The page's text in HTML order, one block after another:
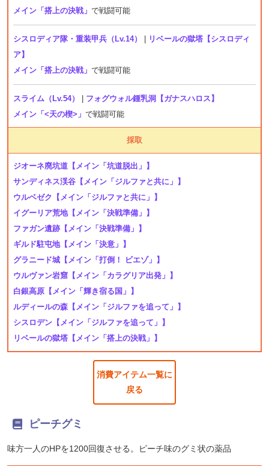
メイン「搭上の決戦」 で戦闘可能
シスロディア隊・重装甲兵（Lv.14）
リベールの獄塔【シスロディ
ア】
メイン「搭上の決戦」 で戦闘可能
スライム（Lv.54）
フォグウォル鍾乳洞【ガナスハロス】
メイン「<天の楔>」 で戦闘可能
採取
ジオーネ廃坑道 【メイン「坑道脱出」】
サンディネス渓谷 【メイン「ジルファと共に」】
ウルベゼク 【メイン「ジルファと共に」】
イグーリア荒地【メイン「決戦準備」】
ファガン遺跡 【メイン「決戦準備」】
ギルド駐屯地【メイン「決意」】
グラニード城 【メイン「打倒！ ビエゾ」】
ウルヴァン岩窟 【メイン「カラグリア出発」】
白銀高原 【メイン「輝き宿る国」】
ルディールの森 【メイン「ジルファを追って」】
シスロデン 【メイン「ジルファを追って」】
リベールの獄塔 【メイン「搭上の決戦」】
消費アイテム一覧に
戻る
ピーチグミ
味方一人のHPを1200回復させる。ピーチ味のグミ状の薬品